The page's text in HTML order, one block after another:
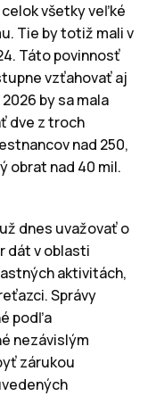
všetky veľké
Tie by totiž mali v
Táto povinnosť
vzťahovať aj
by sa mala
dve z troch
nad 250,
obrat nad 40 mil.
dnes uvažovať o
dát v oblasti
aktivitách,
Správy
podľa
nezávislým
zárukou